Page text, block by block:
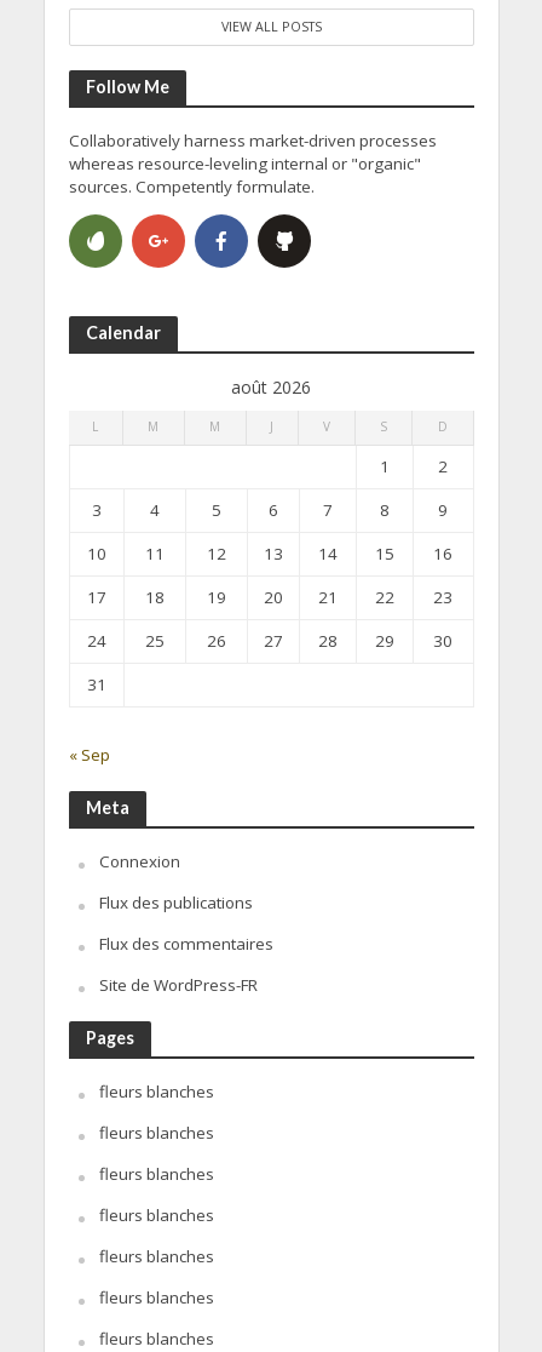
VIEW ALL POSTS
Follow Me
Collaboratively harness market-driven processes
whereas resource-leveling internal or "organic"
sources. Competently formulate.
Calendar
août 2026
L M M J V S D
1
2
3
4 5 6 7 8
9
10
11 12 13 14 15
16
17
18 19 20 21 22
23
24
25 26 27 28 29
30
31
« Sep
Meta
Connexion
Flux des publications
Flux des commentaires
Site de WordPress-FR
Pages
fleurs blanches
fleurs blanches
fleurs blanches
fleurs blanches
fleurs blanches
fleurs blanches
fleurs blanches